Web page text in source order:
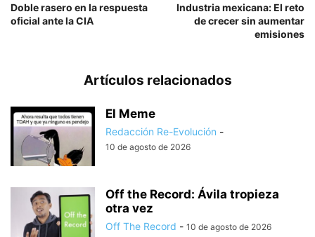
Doble rasero en la respuesta
oficial ante la CIA
Industria mexicana: El reto
de crecer sin aumentar
emisiones
Artículos relacionados
El Meme
Redacción Re-Evolución -
10 de agosto de 2026
Off the Record: Ávila tropieza
otra vez
Off The Record - 10 de agosto de 2026